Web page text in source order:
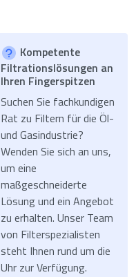
Kompetente
Filtrationslösungen an
Ihren Fingerspitzen
Suchen Sie fachkundigen
Rat zu Filtern für die Öl-
und Gasindustrie?
Wenden Sie sich an uns,
um eine
maßgeschneiderte
Lösung und ein Angebot
zu erhalten. Unser Team
von Filterspezialisten
steht Ihnen rund um die
Uhr zur Verfügung.